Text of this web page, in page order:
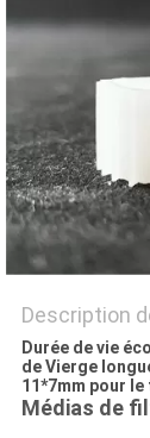
DU
SITE
DE
Description
Durée de vie
de Vierge
11*7mm pour
Médias de